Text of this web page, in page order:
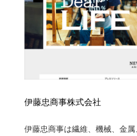
伊藤忠商事株式会社
伊藤忠商事は繊維、機械、金